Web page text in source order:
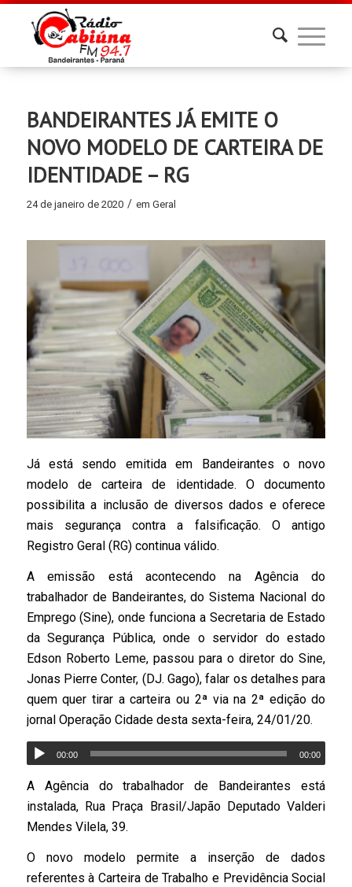
BANDEIRANTES JÁ EMITE O
NOVO MODELO DE CARTEIRA DE
IDENTIDADE – RG
24 de janeiro de 2020 / em Geral
Já está sendo emitida em Bandeirantes o novo
modelo de carteira de identidade. O documento
possibilita a inclusão de diversos dados e oferece
mais segurança contra a falsificação. O antigo
Registro Geral (RG) continua válido.
A emissão está acontecendo na Agência do
trabalhador de Bandeirantes, do Sistema Nacional do
Emprego (Sine), onde funciona a Secretaria de Estado
da Segurança Pública, onde o servidor do estado
Edson Roberto Leme, passou para o diretor do Sine,
Jonas Pierre Conter, (DJ. Gago), falar os detalhes para
quem quer tirar a carteira ou 2ª via na 2ª edição do
jornal Operação Cidade desta sexta-feira, 24/01/20.
00:00 00:00
A Agência do trabalhador de Bandeirantes está
instalada, Rua Praça Brasil/Japão Deputado Valderi
Mendes Vilela, 39.
O novo modelo permite a inserção de dados
referentes à Carteira de Trabalho e Previdência Social